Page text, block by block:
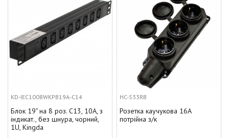
KD-IEC1008WKPB19A-C14
Блок 19" на 8 роз. С13, 10А, з
індикат., без шнура, чорний,
1U, Kingda
HC-S33RB
Розетка каучукова 16А
потрійна з/к